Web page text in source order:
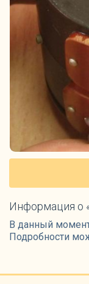
Информация о
В данный
Подробности